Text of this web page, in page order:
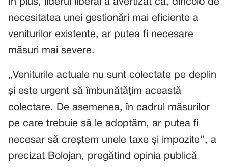
În plus, liderul liberal a avertizat că, dincolo de
necesitatea unei gestionări mai eficiente a
veniturilor existente, ar putea fi necesare
măsuri mai severe.
„Veniturile actuale nu sunt colectate pe deplin
și este urgent să îmbunătățim această
colectare. De asemenea, în cadrul măsurilor
pe care trebuie să le adoptăm, ar putea fi
necesar să creștem unele taxe și impozite”, a
precizat Bolojan, pregătind opinia publică